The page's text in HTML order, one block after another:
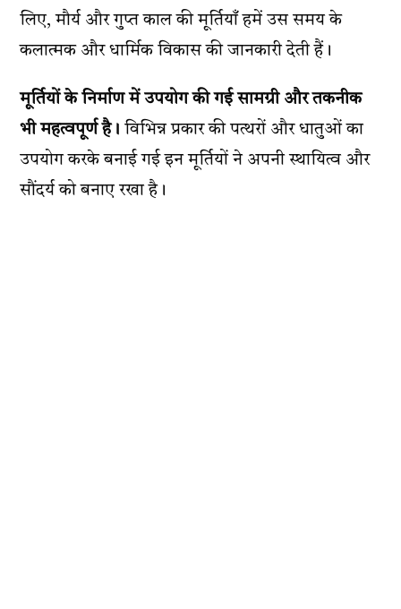
लिए, मौर्य और गुप्त काल की मूर्तियाँ हमें उस समय के
कलात्मक और धार्मिक विकास की जानकारी देती हैं।
मूर्तियों के निर्माण में उपयोग की गई सामग्री और तकनीक
भी महत्वपूर्ण है। विभिन्न प्रकार की पत्थरों और धातुओं का
उपयोग करके बनाई गई इन मूर्तियों ने अपनी स्थायित्व और
सौंदर्य को बनाए रखा है।